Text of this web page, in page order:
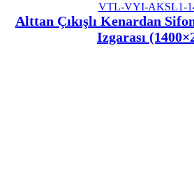
VTL-VYI-AKSL1-
Alttan Çıkışlı Kenardan
Izgarası